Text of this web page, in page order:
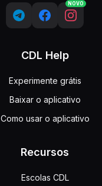
NOVO
CDL Help
Experimente grátis
Baixar o aplicativo
Como usar o aplicativo
Recursos
Escolas CDL